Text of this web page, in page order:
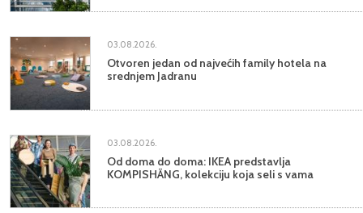
03.08.2026.
Otvoren jedan od najvećih family hotela na
srednjem Jadranu
03.08.2026.
Od doma do doma: IKEA predstavlja
KOMPISHÄNG, kolekciju koja seli s vama